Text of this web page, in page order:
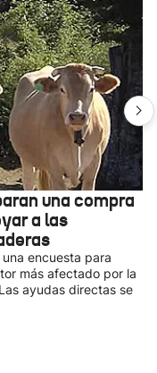
una compra
a las
encuesta para
más afectado por la
ayudas directas se